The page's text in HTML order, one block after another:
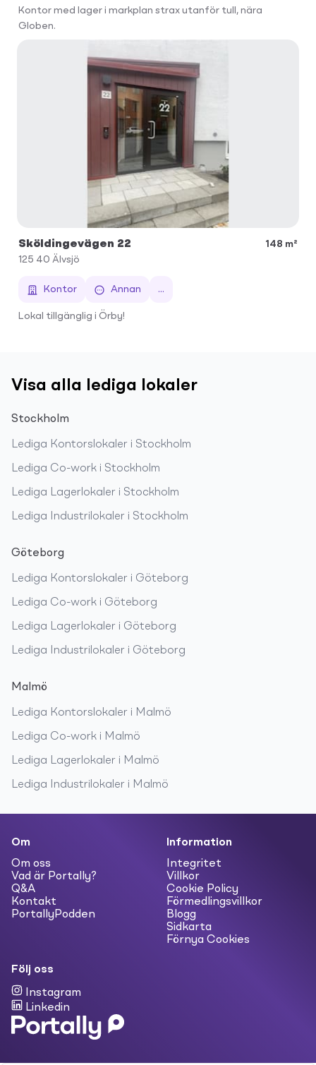
Kontor med lager i markplan strax utanför tull, nära
Globen.
Sköldingevägen 22
148 m²
125 40 Älvsjö
Kontor Annan ...
Lokal tillgänglig i Örby!
Visa alla lediga lokaler
Stockholm
Lediga Kontorslokaler i Stockholm
Lediga Co-work i Stockholm
Lediga Lagerlokaler i Stockholm
Lediga Industrilokaler i Stockholm
Göteborg
Lediga Kontorslokaler i Göteborg
Lediga Co-work i Göteborg
Lediga Lagerlokaler i Göteborg
Lediga Industrilokaler i Göteborg
Malmö
Lediga Kontorslokaler i Malmö
Lediga Co-work i Malmö
Lediga Lagerlokaler i Malmö
Lediga Industrilokaler i Malmö
Om
Om oss
Vad är Portally?
Q&A
Kontakt
PortallyPodden
Information
Integritet
Villkor
Cookie Policy
Förmedlingsvillkor
Blogg
Sidkarta
Förnya Cookies
Följ oss
Instagram
Linkedin